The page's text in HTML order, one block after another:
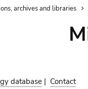
archives and libraries
database | Contact